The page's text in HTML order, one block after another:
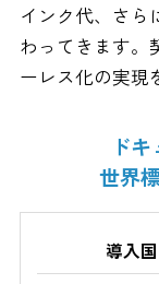
インク代、さら
わってきます。
ーレス化の実現
ド
世界
導入国